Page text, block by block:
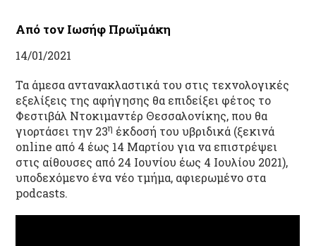
Από τον Ιωσήφ Πρωϊμάκη
14/01/2021
Τα άμεσα αντανακλαστικά του στις τεχνολογικές
εξελίξεις της αφήγησης θα επιδείξει φέτος το
Φεστιβάλ Ντοκιμαντέρ Θεσσαλονίκης, που θα
γιορτάσει την 23η έκδοσή του υβριδικά (ξεκινά
online από 4 έως 14 Μαρτίου για να επιστρέψει
στις αίθουσες από 24 Ιουνίου έως 4 Ιουλίου 2021),
υποδεχόμενο ένα νέο τμήμα, αφιερωμένο στα
podcasts.